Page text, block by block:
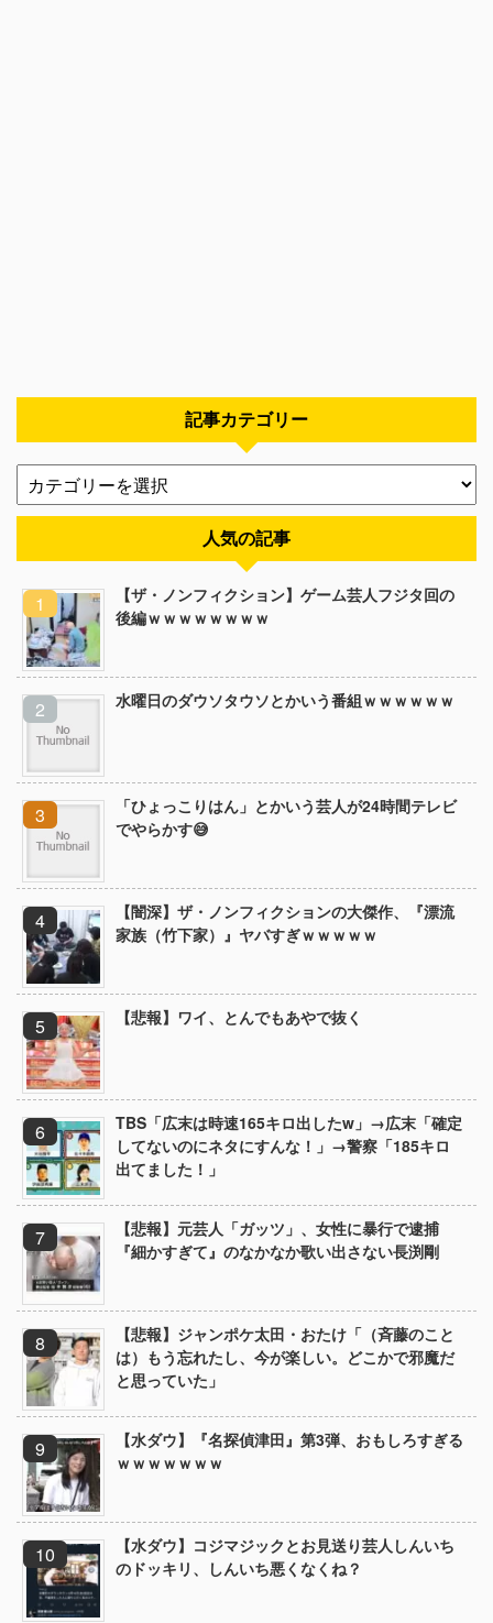
記事カテゴリー
人気の記事
【ザ・ノンフィクション】ゲーム芸人フジタ回の
後編ｗｗｗｗｗｗｗｗ
水曜日のダウソタウソとかいう番組ｗｗｗｗｗｗ
「ひょっこりはん」とかいう芸人が24時間テレビ
でやらかす😅
【闇深】ザ・ノンフィクションの大傑作、『漂流
家族（竹下家）』ヤバすぎｗｗｗｗｗ
【悲報】ワイ、とんでもあやで抜く
TBS「広末は時速165キロ出したw」→広末「確定
してないのにネタにすんな！」→警察「185キロ
出てました！」
【悲報】元芸人「ガッツ」、女性に暴行で逮捕
『細かすぎて』のなかなか歌い出さない長渕剛
【悲報】ジャンポケ太田・おたけ「（斉藤のこと
は）もう忘れたし、今が楽しい。どこかで邪魔だ
と思っていた」
【水ダウ】『名探偵津田』第3弾、おもしろすぎる
ｗｗｗｗｗｗｗ
【水ダウ】コジマジックとお見送り芸人しんいち
のドッキリ、しんいち悪くなくね？